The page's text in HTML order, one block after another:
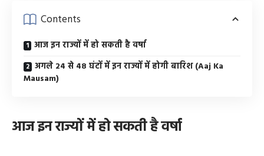
Contents
आज इन राज्यों में हो सकती है वर्षा
अगले 24 से 48 घंटों में इन राज्यों में होगी बारिश (Aaj Ka
Mausam)
आज इन राज्यों में हो सकती है वर्षा